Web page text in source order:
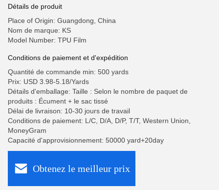
Détails de produit
Place of Origin: Guangdong, China
Nom de marque: KS
Model Number: TPU Film
Conditions de paiement et d'expédition
Quantité de commande min: 500 yards
Prix: USD 3.98-5.18/Yards
Détails d'emballage: Taille : Selon le nombre de paquet de
produits : Écument + le sac tissé
Délai de livraison: 10-30 jours de travail
Conditions de paiement: L/C, D/A, D/P, T/T, Western Union,
MoneyGram
Capacité d'approvisionnement: 50000 yard+20day
Obtenez le meilleur prix